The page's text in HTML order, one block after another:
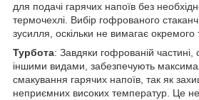
для подачі гарячих напоїв без
термочехлі. Вибір гофрованого
зусилля, оскільки не вимагає
Турбота: Завдяки гофрованій частині,
іншими видами, забезпечують
смакування гарячих напоїв, так як
неприємних високих температур. Це